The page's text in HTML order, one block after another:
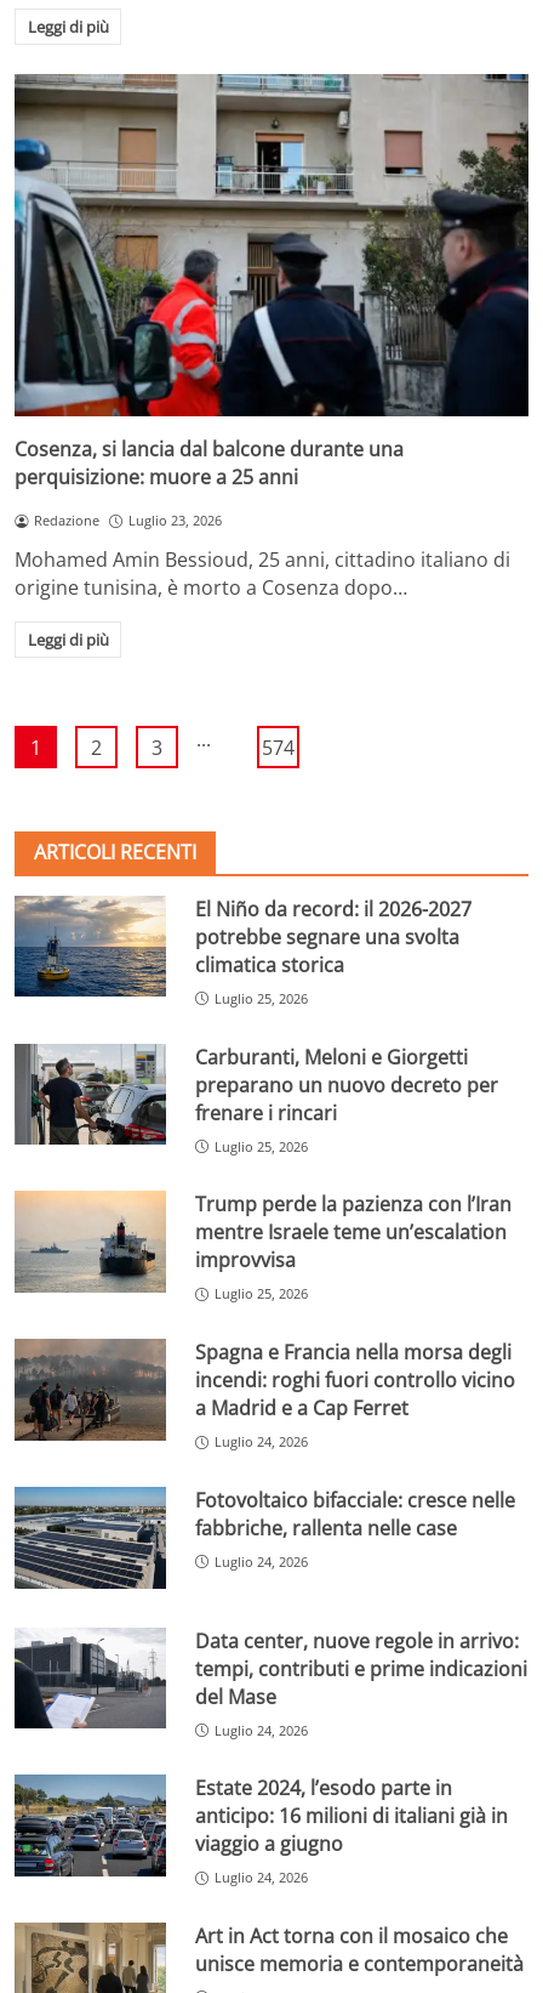
Leggi di più
Cosenza, si lancia dal balcone durante una
perquisizione: muore a 25 anni
Redazione Luglio 23, 2026
Mohamed Amin Bessioud, 25 anni, cittadino italiano di
origine tunisina, è morto a Cosenza dopo…
Leggi di più
1 2 3 ... 574
ARTICOLI RECENTI
El Niño da record: il 2026-2027
potrebbe segnare una svolta
climatica storica
Luglio 25, 2026
Carburanti, Meloni e Giorgetti
preparano un nuovo decreto per
frenare i rincari
Luglio 25, 2026
Trump perde la pazienza con l’Iran
mentre Israele teme un’escalation
improvvisa
Luglio 25, 2026
Spagna e Francia nella morsa degli
incendi: roghi fuori controllo vicino
a Madrid e a Cap Ferret
Luglio 24, 2026
Fotovoltaico bifacciale: cresce nelle
fabbriche, rallenta nelle case
Luglio 24, 2026
Data center, nuove regole in arrivo:
tempi, contributi e prime indicazioni
del Mase
Luglio 24, 2026
Estate 2024, l’esodo parte in
anticipo: 16 milioni di italiani già in
viaggio a giugno
Luglio 24, 2026
Art in Act torna con il mosaico che
unisce memoria e contemporaneità